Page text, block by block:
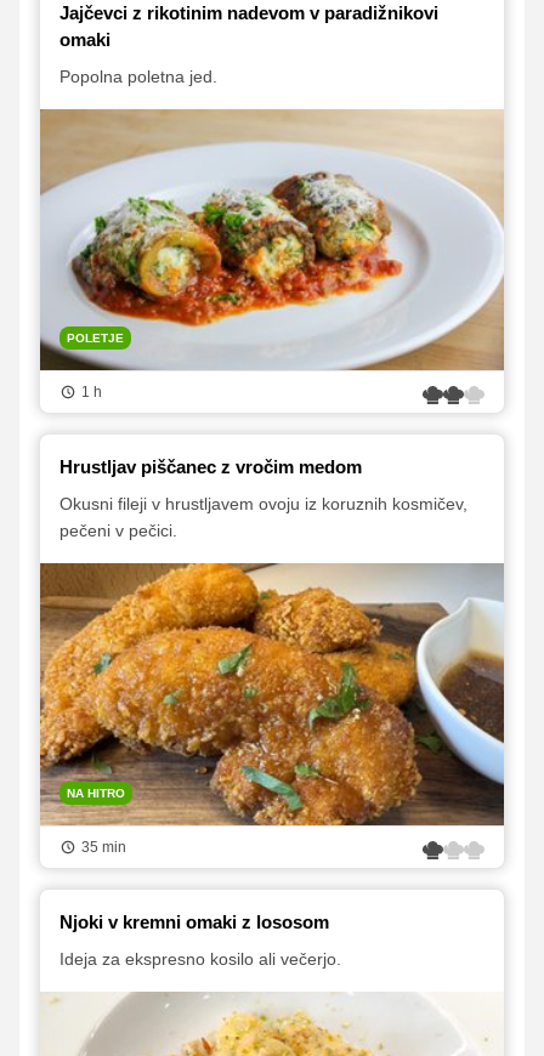
Jajčevci z rikotinim nadevom v paradižnikovi
omaki
Popolna poletna jed.
POLETJE
1 h
Hrustljav piščanec z vročim medom
Okusni fileji v hrustljavem ovoju iz koruznih kosmičev,
pečeni v pečici.
NA HITRO
35 min
Njoki v kremni omaki z lososom
Ideja za ekspresno kosilo ali večerjo.